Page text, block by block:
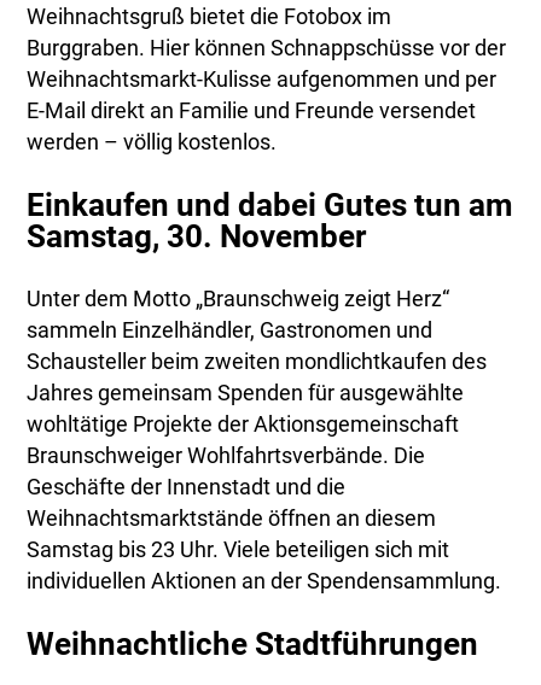
Weihnachtsgruß bietet die Fotobox im
Burggraben. Hier können Schnappschüsse vor der
Weihnachtsmarkt-Kulisse aufgenommen und per
E-Mail direkt an Familie und Freunde versendet
werden – völlig kostenlos.
Einkaufen und dabei Gutes tun am
Samstag, 30. November
Unter dem Motto „Braunschweig zeigt Herz“
sammeln Einzelhändler, Gastronomen und
Schausteller beim zweiten mondlichtkaufen des
Jahres gemeinsam Spenden für ausgewählte
wohltätige Projekte der Aktionsgemeinschaft
Braunschweiger Wohlfahrtsverbände. Die
Geschäfte der Innenstadt und die
Weihnachtsmarktstände öffnen an diesem
Samstag bis 23 Uhr. Viele beteiligen sich mit
individuellen Aktionen an der Spendensammlung.
Weihnachtliche Stadtführungen